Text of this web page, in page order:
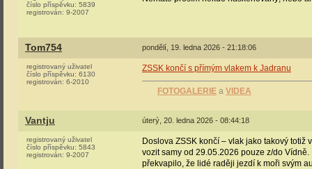
číslo příspěvku: 5839
registrován: 9-2007
Tom754 pondělí, 19. ledna 2026 - 21:18:06
registrovaný uživatel
číslo příspěvku: 6130
registrován: 6-2010
ZSSK končí s přímým vlakem k Jadranu
FOTOGALERIE a VIDEA
Vantju úterý, 20. ledna 2026 - 08:44:18
registrovaný uživatel
číslo příspěvku: 5843
registrován: 9-2007
Doslova ZSSK končí – vlak jako takový
vozit samy od 29.05.2026 pouze z/do
překvapilo, že lidé raději jezdí k moři svým